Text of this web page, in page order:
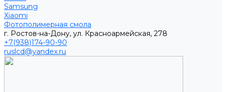
Samsung
Xiaomi
Фотополимерная смола
г. Ростов-на-Дону, ул. Красноармейская, 278
+7(938)174-90-90
ruslcd@yandex.ru